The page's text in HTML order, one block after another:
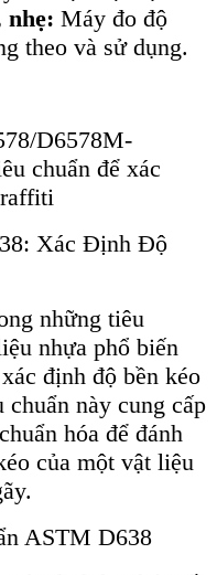
nhẹ: Máy đo độ
theo và sử dụng.
D6578M-
chuẩn để xác
Xác Định Độ
những tiêu
nhựa phổ biến
định độ bền kéo
này cung cấp
hóa để đánh
của một vật liệu
ASTM D638